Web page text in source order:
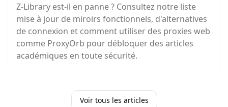
Z-Library est-il en panne ? Consultez notre liste
mise à jour de miroirs fonctionnels, d'alternatives
de connexion et comment utiliser des proxies web
comme ProxyOrb pour débloquer des articles
académiques en toute sécurité.
Voir tous les articles